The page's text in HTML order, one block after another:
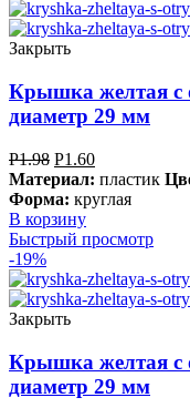
Закрыть
Крышка желтая с
диаметр 29 мм
Р1.98 Р1.60
Материал: пластик
Форма: круглая
В корзину
Быстрый просмотр
-19%
Закрыть
Крышка желтая с
диаметр 29 мм